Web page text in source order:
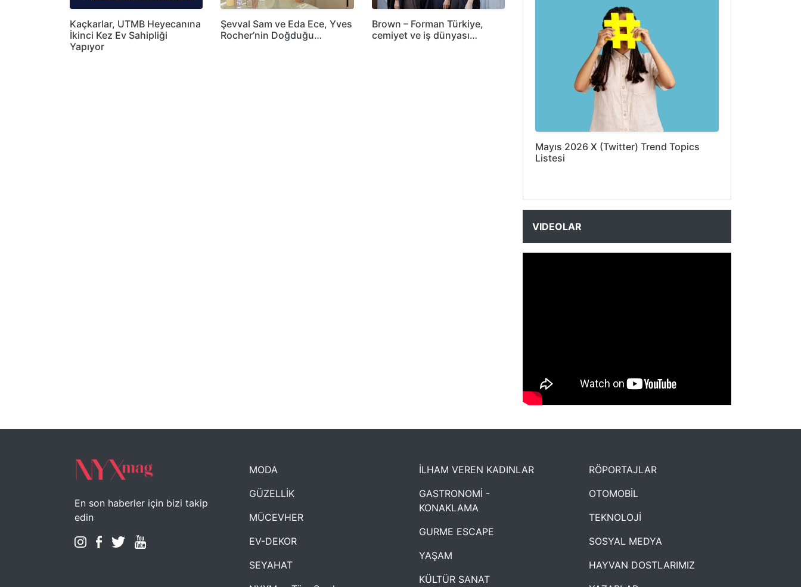
Kaçkarlar, UTMB Heyecanına
İkinci Kez Ev Sahipliği
Yapıyor
Şevval Sam ve Eda Ece, Yves
Rocher’nin Doğduğu…
Brown – Forman Türkiye,
cemiyet ve iş dünyası…
Mayıs 2026 X (Twitter) Trend Topics
Listesi
VIDEOLAR
NYXmag 2. Yaş Kutlama Etkinliği
En son haberler için bizi takip
edin
MODA
GÜZELLİK
MÜCEVHER
EV-DEKOR
SEYAHAT
İLHAM VEREN KADINLAR
GASTRONOMİ -
KONAKLAMA
GURME ESCAPE
YAŞAM
KÜLTÜR SANAT
RÖPORTAJLAR
OTOMOBİL
TEKNOLOJİ
SOSYAL MEDYA
HAYVAN DOSTLARIMIZ